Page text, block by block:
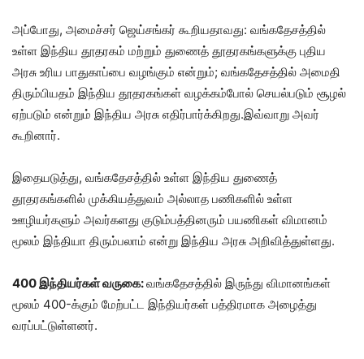
அப்போது, அமைச்சர் ஜெய்சங்கர் கூறியதாவது: வங்கதேசத்தில்
உள்ள இந்திய தூதரகம் மற்றும் துணைத் தூதரகங்களுக்கு புதிய
அரசு உரிய பாதுகாப்பை வழங்கும் என்றும்; வங்கதேசத்தில் அமைதி
திரும்பியதம் இந்திய தூதரகங்கள் வழக்கம்போல் செயல்படும் சூழல்
ஏற்படும் என்றும் இந்திய அரசு எதிர்பார்க்கிறது.இவ்வாறு அவர்
கூறினார்.
இதையடுத்து, வங்கதேசத்தில் உள்ள இந்திய துணைத்
தூதரகங்களில் முக்கியத்துவம் அல்லாத பணிகளில் உள்ள
ஊழியர்களும் அவர்களது குடும்பத்தினரும் பயணிகள் விமானம்
மூலம் இந்தியா திரும்பலாம் என்று இந்திய அரசு அறிவித்துள்ளது.
400 இந்தியர்கள் வருகை:வங்கதேசத்தில் இருந்து விமானங்கள்
மூலம் 400-க்கும் மேற்பட்ட இந்தியர்கள் பத்திரமாக அழைத்து
வரப்பட்டுள்ளனர்.